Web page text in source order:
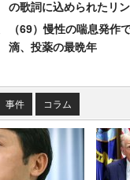
の歌詞に込められたリ
（69）慢性の喘息発作
滴、投薬の最晩年
事件 コラム